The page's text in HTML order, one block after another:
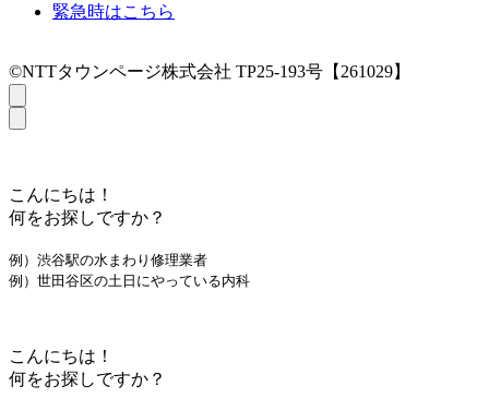
緊急時はこちら
©NTTタウンページ株式会社 TP25-193号【261029】
こんにちは！
何をお探しですか？
例）渋谷駅の水まわり修理業者
例）世田谷区の土日にやっている内科
こんにちは！
何をお探しですか？